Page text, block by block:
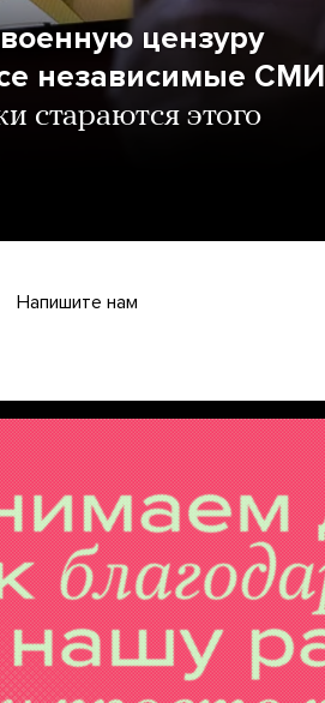
цензуру
независимые СМИ
стараются этого
Напишите нам